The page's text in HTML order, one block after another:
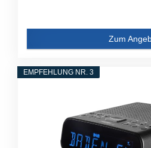
Zum
EMPFEHLUNG NR. 3